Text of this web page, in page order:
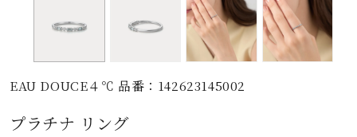
石の色
EAU DOUCE４℃ 品番：142623145002
プラチナ リング